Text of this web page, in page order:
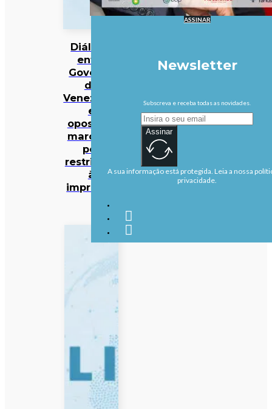
Diálogo
entre
Governo
da
Venezuela
e
oposição
marcado
por
restrições
à
imprensa
ASSINAR
Newsletter
Subscreva e receba todas as novidades.
Assinar
A sua informação está protegida. Leia a nossa
privacidade.